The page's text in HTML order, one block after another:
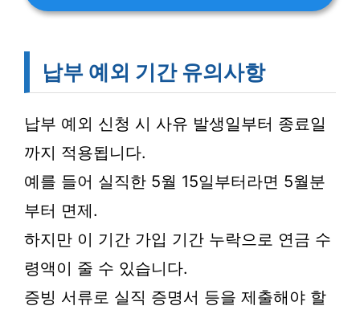
납부 예외 기간 유의사항
납부 예외 신청 시 사유 발생일부터 종료일
까지 적용됩니다.
예를 들어 실직한 5월 15일부터라면 5월분
부터 면제.
하지만 이 기간 가입 기간 누락으로 연금 수
령액이 줄 수 있습니다.
증빙 서류로 실직 증명서 등을 제출해야 할